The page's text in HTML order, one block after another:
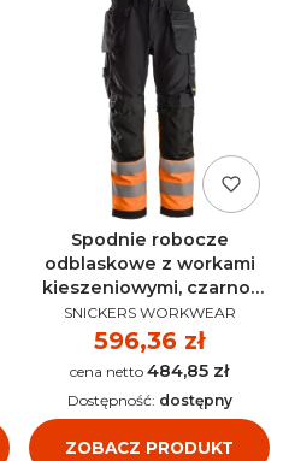
Spodnie robocze
odblaskowe z workami
kieszeniowymi, czarno-
pomarańczowe SNICKERS
- 6233
PRODUCENT
SNICKERS WORKWEAR
Cena
596,36 zł
Cena 484,85 zł
ZOBACZ PRODUKT
Dostępność: dostępny